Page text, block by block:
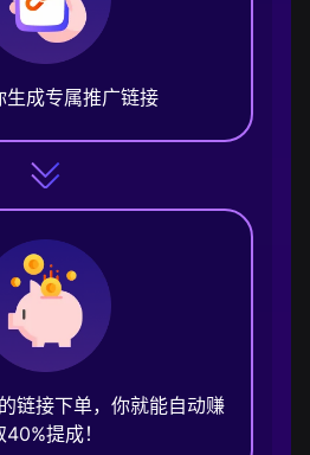
生成专属推广链接
链接下单，你就能自动赚
40%提成！